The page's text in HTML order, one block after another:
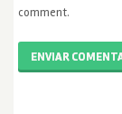
comment.
ENVIAR